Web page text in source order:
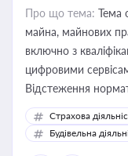
Про що тема: Тема
майна, майнових
включно з
цифровими
Відстеження
корисне для
бухгалтера під час
державного майна,
Страхова
Будівельна